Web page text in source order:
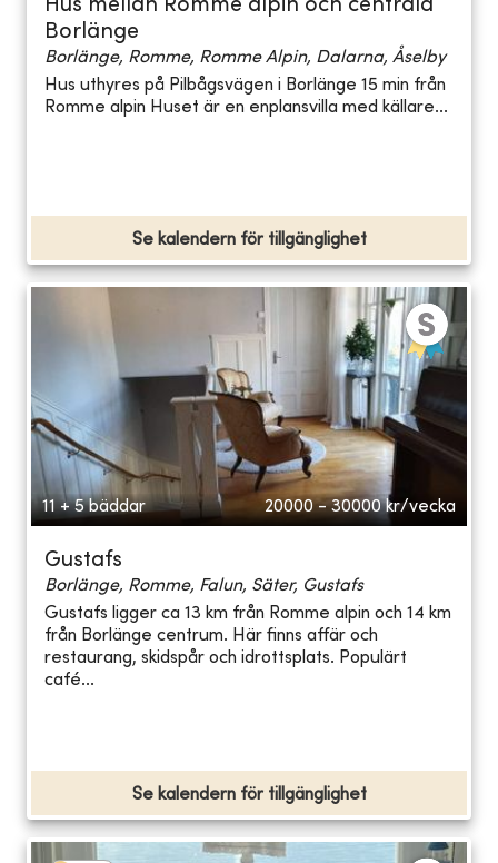
Hus mellan Romme alpin och centrala
Borlänge
Borlänge, Romme, Romme Alpin, Dalarna, Åselby
Hus uthyres på Pilbågsvägen i Borlänge 15 min från
Romme alpin Huset är en enplansvilla med källare...
Se kalendern för tillgänglighet
11 + 5 bäddar 20000 - 30000 kr/vecka
Gustafs
Borlänge, Romme, Falun, Säter, Gustafs
Gustafs ligger ca 13 km från Romme alpin och 14 km
från Borlänge centrum. Här finns affär och
restaurang, skidspår och idrottsplats. Populärt
café...
Se kalendern för tillgänglighet